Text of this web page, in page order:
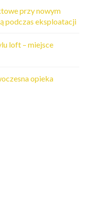
przy nowym
podczas eksploatacji
loft – miejsce
opieka